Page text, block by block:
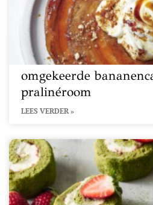
omgekeerde
pralinéroom
LEES VERDER »